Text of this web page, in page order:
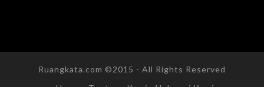
Ruangkata.com ©2015 - All Rights Reserved